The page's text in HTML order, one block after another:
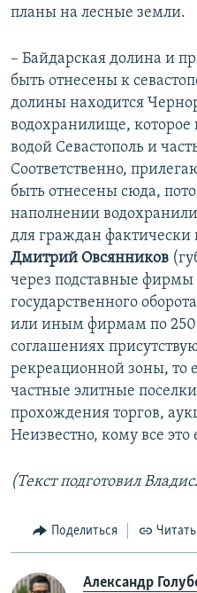
планы на лесные земли.
– Байдарская долина и
быть отнесены к
долины находится
водохранилище, которое
водой Севастополь и
Соответственно,
быть отнесены сюда,
наполнении
для граждан
Дмитрий Овсянников
через подставные фирмы
государственного
или иным фирмам по 250
соглашениях
рекреационной зоны, то
частные элитные
прохождения торгов,
Неизвестно, кому все это
(Текст подготовил
Поделиться
Александр